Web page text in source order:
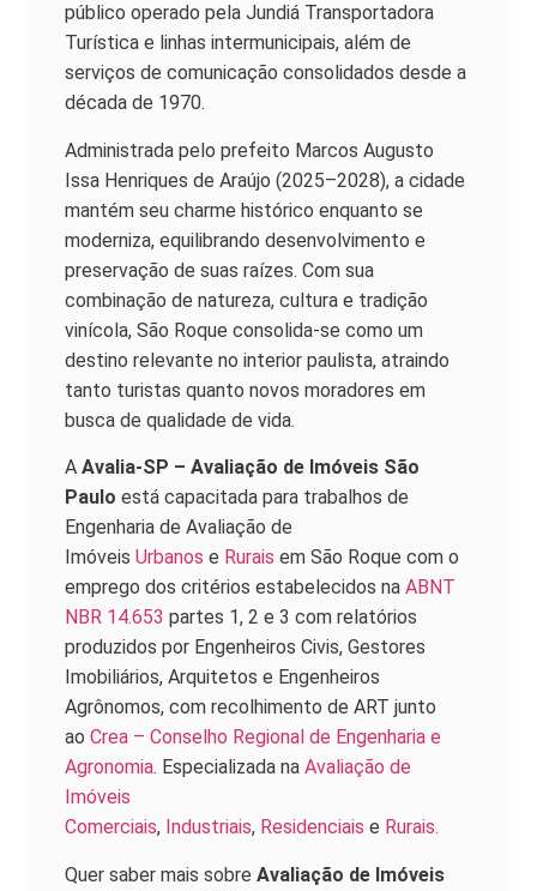
público operado pela Jundiá Transportadora
Turística e linhas intermunicipais, além de
serviços de comunicação consolidados desde a
década de 1970.
Administrada pelo prefeito Marcos Augusto
Issa Henriques de Araújo (2025–2028), a cidade
mantém seu charme histórico enquanto se
moderniza, equilibrando desenvolvimento e
preservação de suas raízes. Com sua
combinação de natureza, cultura e tradição
vinícola, São Roque consolida-se como um
destino relevante no interior paulista, atraindo
tanto turistas quanto novos moradores em
busca de qualidade de vida.
A Avalia-SP – Avaliação de Imóveis São
Paulo está capacitada para trabalhos de
Engenharia de Avaliação de
Imóveis Urbanos e Rurais em São Roque com o
emprego dos critérios estabelecidos na ABNT
NBR 14.653 partes 1, 2 e 3 com relatórios
produzidos por Engenheiros Civis, Gestores
Imobiliários, Arquitetos e Engenheiros
Agrônomos, com recolhimento de ART junto
ao Crea – Conselho Regional de Engenharia e
Agronomia. Especializada na Avaliação de
Imóveis
Comerciais, Industriais, Residenciais e Rurais.
Quer saber mais sobre Avaliação de Imóveis